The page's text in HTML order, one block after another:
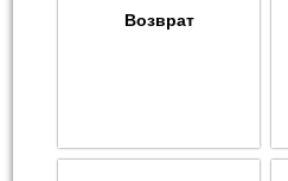
Возврат